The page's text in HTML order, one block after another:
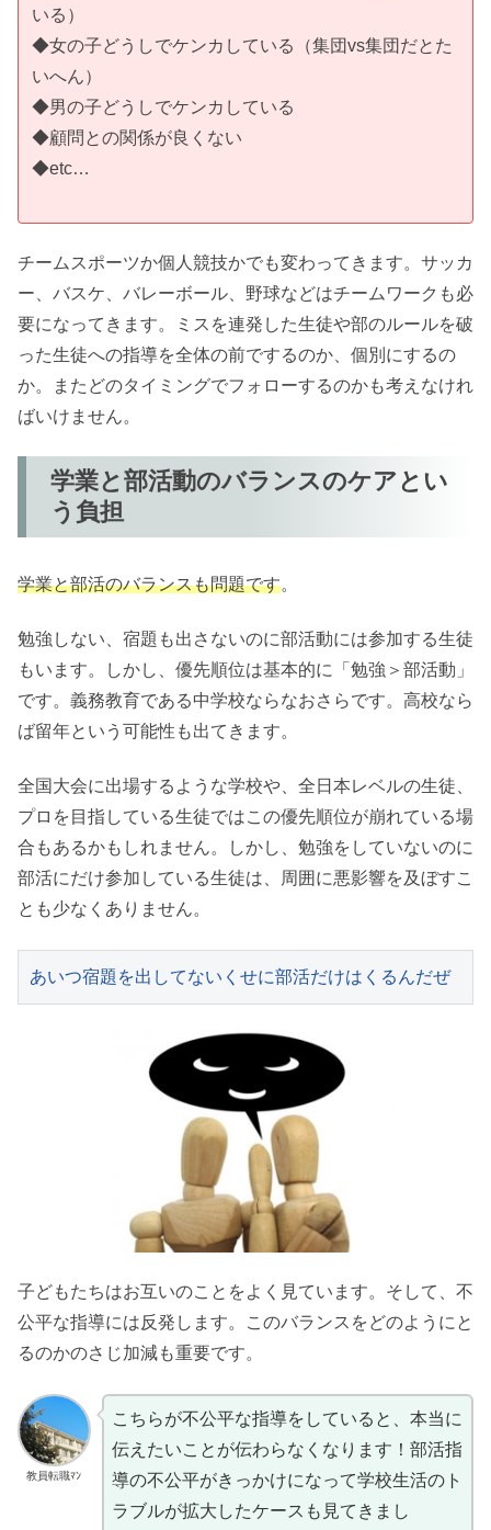
いる）
◆女の子どうしでケンカしている（集団vs集団だとた
いへん）
◆男の子どうしでケンカしている
◆顧問との関係が良くない
◆etc…
チームスポーツか個人競技かでも変わってきます。サッカ
ー、バスケ、バレーボール、野球などはチームワークも必
要になってきます。ミスを連発した生徒や部のルールを破
った生徒への指導を全体の前でするのか、個別にするの
か。またどのタイミングでフォローするのかも考えなけれ
ばいけません。
学業と部活動のバランスのケアとい
う負担
学業と部活のバランスも問題です。
勉強しない、宿題も出さないのに部活動には参加する生徒
もいます。しかし、優先順位は基本的に「勉強＞部活動」
です。義務教育である中学校ならなおさらです。高校なら
ば留年という可能性も出てきます。
全国大会に出場するような学校や、全日本レベルの生徒、
プロを目指している生徒ではこの優先順位が崩れている場
合もあるかもしれません。しかし、勉強をしていないのに
部活にだけ参加している生徒は、周囲に悪影響を及ぼすこ
とも少なくありません。
あいつ宿題を出してないくせに部活だけはくるんだぜ
子どもたちはお互いのことをよく見ています。そして、不
公平な指導には反発します。このバランスをどのようにと
るのかのさじ加減も重要です。
教員転職ﾏﾝ
こちらが不公平な指導をしていると、本当に
伝えたいことが伝わらなくなります！部活指
導の不公平がきっかけになって学校生活のト
ラブルが拡大したケースも見てきまし